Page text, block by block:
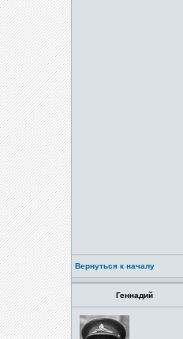
Вернуться к началу
Геннадий